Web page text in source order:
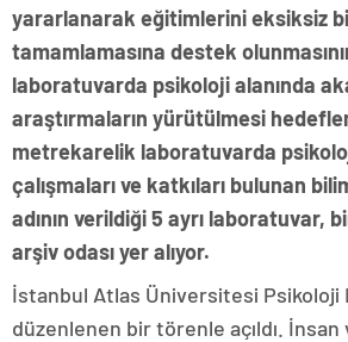
yararlanarak eğitimlerini eksiksiz
tamamlamasına destek
laboratuvarda psikoloji alanında
araştırmaların yürütülmesi
metrekarelik laboratuvarda
çalışmaları ve katkıları bulunan
adının verildiği 5 ayrı laboratuvar,
arşiv odası yer alıyor.
İstanbul Atlas Üniversitesi Psikoloji
düzenlenen bir törenle açıldı.